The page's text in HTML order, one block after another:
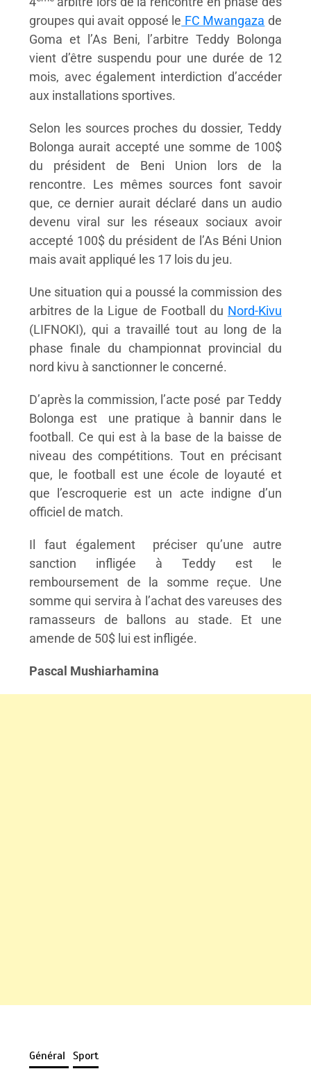
groupes qui avait opposé le FC Mwangaza de
Goma et l’As Beni, l’arbitre Teddy Bolonga
vient d’être suspendu pour une durée de 12
mois, avec également interdiction d’accéder
aux installations sportives.
Selon les sources proches du dossier, Teddy
Bolonga aurait accepté une somme de 100$
du président de Beni Union lors de la
rencontre. Les mêmes sources font savoir
que, ce dernier aurait déclaré dans un audio
devenu viral sur les réseaux sociaux avoir
accepté 100$ du président de l’As Béni Union
mais avait appliqué les 17 lois du jeu.
Une situation qui a poussé la commission des
arbitres de la Ligue de Football du Nord-Kivu
(LIFNOKI), qui a travaillé tout au long de la
phase finale du championnat provincial du
nord kivu à sanctionner le concerné.
D’après la commission, l’acte posé par Teddy
Bolonga est une pratique à bannir dans le
football. Ce qui est à la base de la baisse de
niveau des compétitions. Tout en précisant
que, le football est une école de loyauté et
que l’escroquerie est un acte indigne d’un
officiel de match.
Il faut également préciser qu’une autre
sanction infligée à Teddy est le
remboursement de la somme reçue. Une
somme qui servira à l’achat des vareuses des
ramasseurs de ballons au stade. Et une
amende de 50$ lui est infligée.
Pascal Mushiarhamina
Général Sport